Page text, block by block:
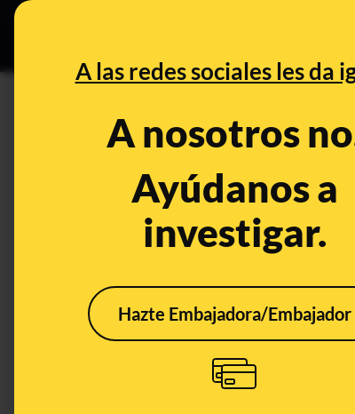
A las redes sociales les da
A nosotros
Ayúdanos a
investigar.
Hazte Embajadora/Embajador
10 preguntas y
Nov 2, 2020, 11:14:00 AM